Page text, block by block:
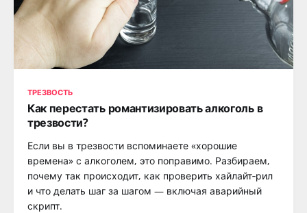
ТРЕЗВОСТЬ
Как перестать романтизировать алкоголь в
трезвости?
Если вы в трезвости вспоминаете «хорошие
времена» с алкоголем, это поправимо. Разбираем,
почему так происходит, как проверить хайлайт‑рил
и что делать шаг за шагом — включая аварийный
скрипт.